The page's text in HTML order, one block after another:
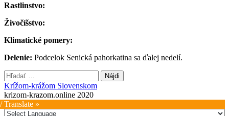
Rastlinstvo:
Živočíšstvo:
Klimatické pomery:
Delenie: Podcelok Senická pahorkatina sa ďalej nedelí.
Hľadať:
Krížom-krážom Slovenskom
krizom-krazom.online 2020
Translate »